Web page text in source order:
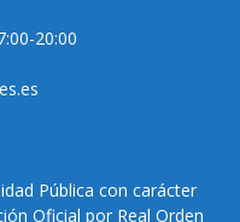
20:00
Pública con carácter
Oficial por Real Orden